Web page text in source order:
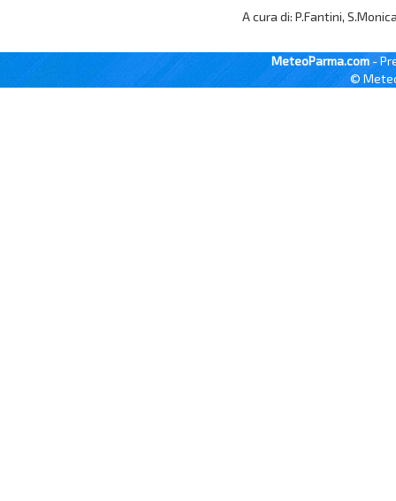
A cura di: P.Fantini,
MeteoParma.com -
©